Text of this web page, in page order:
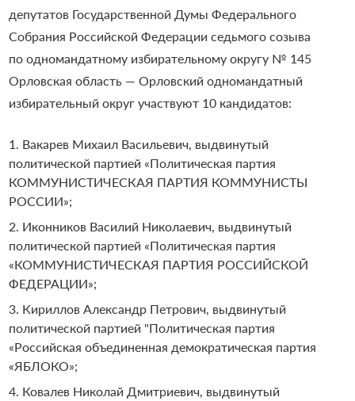
депутатов Государственной Думы Федерального
Собрания Российской Федерации седьмого созыва
по одномандатному избирательному округу № 145
Орловская область — Орловский одномандатный
избирательный округ участвуют 10 кандидатов:
Вакарев Михаил Васильевич, выдвинутый
политической партией «Политическая партия
КОММУНИСТИЧЕСКАЯ ПАРТИЯ КОММУНИСТЫ
РОССИИ»;
Иконников Василий Николаевич, выдвинутый
политической партией «Политическая партия
«КОММУНИСТИЧЕСКАЯ ПАРТИЯ РОССИЙСКОЙ
ФЕДЕРАЦИИ»;
Кириллов Александр Петрович, выдвинутый
политической партией "Политическая партия
«Российская объединенная демократическая партия
«ЯБЛОКО»;
Ковалев Николай Дмитриевич, выдвинутый